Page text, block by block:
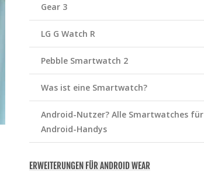
Gear 3
LG G Watch R
Pebble Smartwatch 2
Was ist eine Smartwatch?
Android-Nutzer? Alle Smartwatches für
Android-Handys
ERWEITERUNGEN FÜR ANDROID WEAR